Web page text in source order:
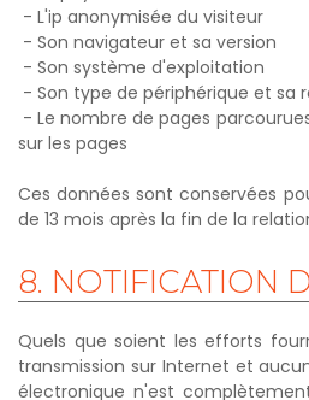
- L'ip anonymisée du visiteur
- Son navigateur et sa version
- Son système d'exploitation
- Son type de périphérique et sa
- Le nombre de pages
sur les pages
Ces données sont conservées
de 13 mois après la fin de la
8. NOTIFICATION
Quels que soient les efforts
transmission sur Internet et
électronique n'est